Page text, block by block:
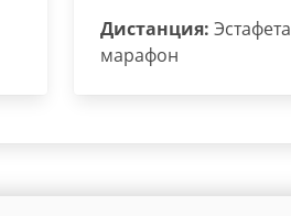
Дистанция: Эстафета
марафон